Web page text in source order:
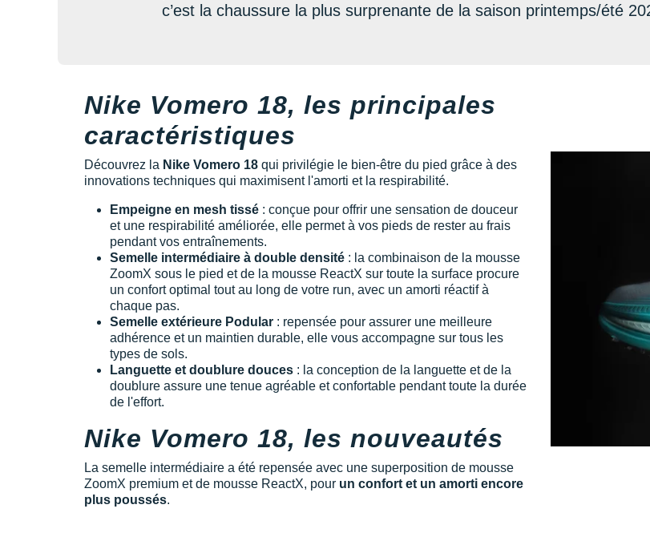
c’est la chaussure la plus surprenante de la saison printemps/été
Nike Vomero 18, les principales
caractéristiques
Découvrez la Nike Vomero 18 qui privilégie le bien-être du pied grâce à des
innovations techniques qui maximisent l'amorti et la respirabilité.
Empeigne en mesh tissé : conçue pour offrir une sensation de douceur
et une respirabilité améliorée, elle permet à vos pieds de rester au frais
pendant vos entraînements.
Semelle intermédiaire à double densité : la combinaison de la mousse
ZoomX sous le pied et de la mousse ReactX sur toute la surface procure
un confort optimal tout au long de votre run, avec un amorti réactif à
chaque pas.
Semelle extérieure Podular : repensée pour assurer une meilleure
adhérence et un maintien durable, elle vous accompagne sur tous les
types de sols.
Languette et doublure douces : la conception de la languette et de la
doublure assure une tenue agréable et confortable pendant toute la durée
de l'effort.
Nike Vomero 18, les nouveautés
La semelle intermédiaire a été repensée avec une superposition de mousse
ZoomX premium et de mousse ReactX, pour un confort et un amorti encore
plus poussés.